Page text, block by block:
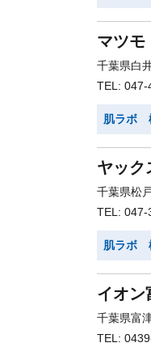
マツモ
千葉県白
TEL: 047-
肌ラボ
ヤック
千葉県松
TEL: 047-
肌ラボ
イオン
千葉県富
TEL: